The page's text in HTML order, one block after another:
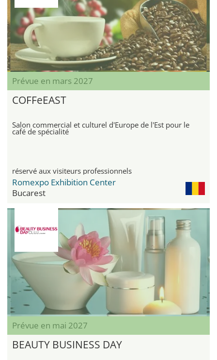
Prévue en mars 2027
COFFeEAST
Salon commercial et culturel d'Europe de l'Est pour le
café de spécialité
réservé aux visiteurs professionnels
Romexpo Exhibition Center
Bucarest
Prévue en mai 2027
BEAUTY BUSINESS DAY